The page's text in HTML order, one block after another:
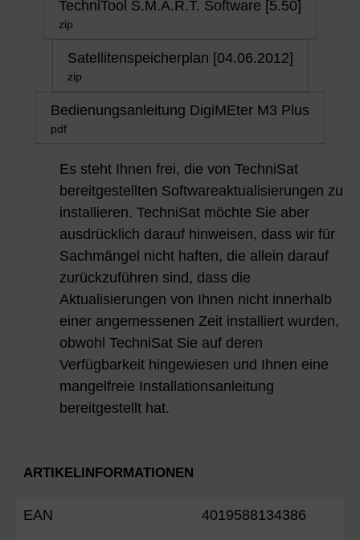
TechniTool S.M.A.R.T. Software [5.50]
zip
Satellitenspeicherplan [04.06.2012]
zip
Bedienungsanleitung DigiMEter M3 Plus
pdf
Es steht Ihnen frei, die von TechniSat
bereitgestellten Softwareaktualisierungen zu
installieren. TechniSat möchte Sie aber
ausdrücklich darauf hinweisen, dass wir für
Sachmängel nicht haften, die allein darauf
zurückzuführen sind, dass die
Aktualisierungen von Ihnen nicht innerhalb
einer angemessenen Zeit installiert wurden,
obwohl TechniSat Sie auf deren
Verfügbarkeit hingewiesen und Ihnen eine
mangelfreie Installationsanleitung
bereitgestellt hat.
ARTIKELINFORMATIONEN
EAN 4019588134386